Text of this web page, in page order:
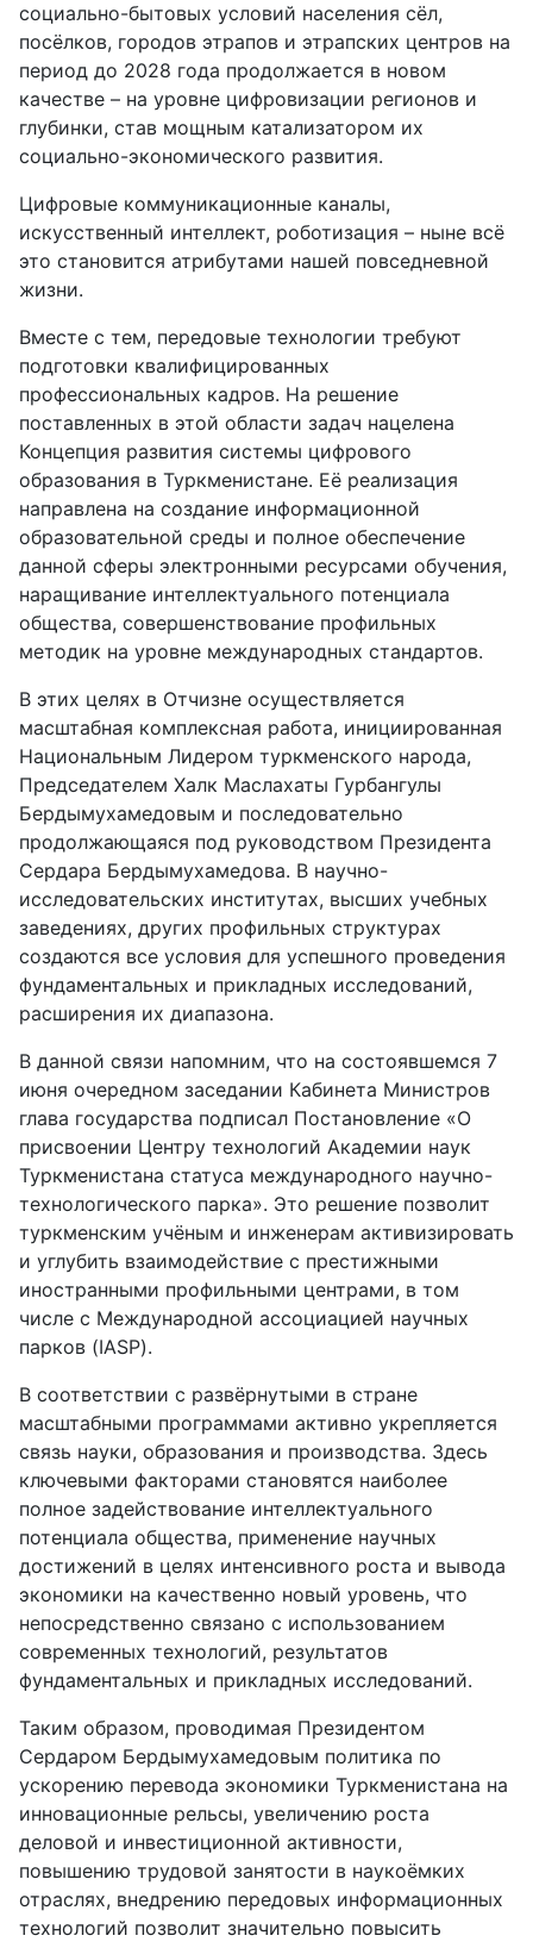
социально-бытовых условий населения сёл,
посёлков, городов этрапов и этрапских центров на
период до 2028 года продолжается в новом
качестве – на уровне цифровизации регионов и
глубинки, став мощным катализатором их
социально-экономического развития.
Цифровые коммуникационные каналы,
искусственный интеллект, роботизация – ныне всё
это становится атрибутами нашей повседневной
жизни.
Вместе с тем, передовые технологии требуют
подготовки квалифицированных
профессиональных кадров. На решение
поставленных в этой области задач нацелена
Концепция развития системы цифрового
образования в Туркменистане. Её реализация
направлена на создание информационной
образовательной среды и полное обеспечение
данной сферы электронными ресурсами обучения,
наращивание интеллектуального потенциала
общества, совершенствование профильных
методик на уровне международных стандартов.
В этих целях в Отчизне осуществляется
масштабная комплексная работа, инициированная
Национальным Лидером туркменского народа,
Председателем Халк Маслахаты Гурбангулы
Бердымухамедовым и последовательно
продолжающаяся под руководством Президента
Сердара Бердымухамедова. В научно-
исследовательских институтах, высших учебных
заведениях, других профильных структурах
создаются все условия для успешного проведения
фундаментальных и прикладных исследований,
расширения их диапазона.
В данной связи напомним, что на состоявшемся 7
июня очередном заседании Кабинета Министров
глава государства подписал Постановление «О
присвоении Центру технологий Академии наук
Туркменистана статуса международного научно-
технологического парка». Это решение позволит
туркменским учёным и инженерам активизировать
и углубить взаимодействие с престижными
иностранными профильными центрами, в том
числе с Международной ассоциацией научных
парков (IASP).
В соответствии с развёрнутыми в стране
масштабными программами активно укрепляется
связь науки, образования и производства. Здесь
ключевыми факторами становятся наиболее
полное задействование интеллектуального
потенциала общества, применение научных
достижений в целях интенсивного роста и вывода
экономики на качественно новый уровень, что
непосредственно связано с использованием
современных технологий, результатов
фундаментальных и прикладных исследований.
Таким образом, проводимая Президентом
Сердаром Бердымухамедовым политика по
ускорению перевода экономики Туркменистана на
инновационные рельсы, увеличению роста
деловой и инвестиционной активности,
повышению трудовой занятости в наукоёмких
отраслях, внедрению передовых информационных
технологий позволит значительно повысить